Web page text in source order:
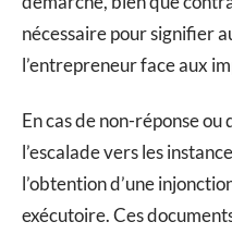
nécessaire pour signifier
l’entrepreneur face aux
En cas de non-réponse
l’escalade vers les
l’obtention d’une
exécutoire. Ces